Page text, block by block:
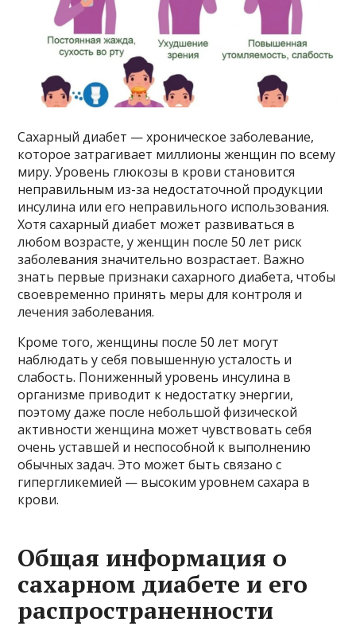
Сахарный диабет — хроническое заболевание,
которое затрагивает миллионы женщин по всему
миру. Уровень глюкозы в крови становится
неправильным из-за недостаточной продукции
инсулина или его неправильного использования.
Хотя сахарный диабет может развиваться в
любом возрасте, у женщин после 50 лет риск
заболевания значительно возрастает. Важно
знать первые признаки сахарного диабета, чтобы
своевременно принять меры для контроля и
лечения заболевания.
Кроме того, женщины после 50 лет могут
наблюдать у себя повышенную усталость и
слабость. Пониженный уровень инсулина в
организме приводит к недостатку энергии,
поэтому даже после небольшой физической
активности женщина может чувствовать себя
очень уставшей и неспособной к выполнению
обычных задач. Это может быть связано с
гипергликемией — высоким уровнем сахара в
крови.
Общая информация о
сахарном диабете и его
распространенности